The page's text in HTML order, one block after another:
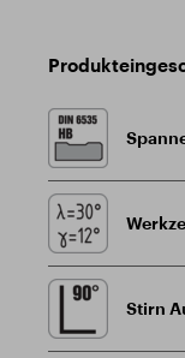
Stirn